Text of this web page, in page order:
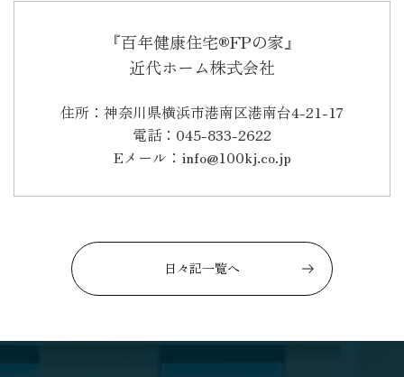
『百年健康住宅®FPの家』
近代ホーム株式会社
住所：神奈川県横浜市港南区港南台4-21-17
電話：045-833-2622
Eメール：info@100kj.co.jp
日々記一覧へ